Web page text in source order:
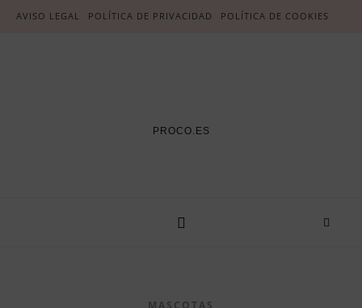
AVISO LEGAL POLÍTICA DE PRIVACIDAD POLÍTICA DE COOKIES
PROCO.ES
MASCOTAS